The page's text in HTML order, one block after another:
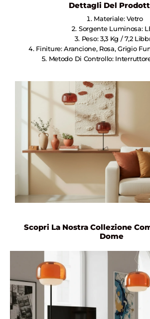
Dettagli Del
Materiale: Vetro
Sorgente Luminosa:
Peso: 3,3 Kg / 7,2
Finiture: Arancione, Rosa, Grigio
Metodo Di Controllo:
Scopri La Nostra Collezione
Dome